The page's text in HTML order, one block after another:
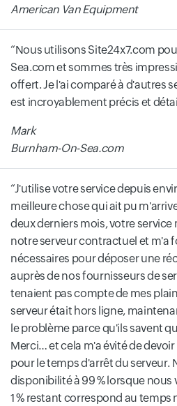
American Van Equipment
Nous utilisons Site24x7.com
Sea.com et sommes très
offert. Je l'ai comparé à d'autres
est incroyablement précis et
Mark
Burnham-On-Sea.com
J'utilise votre service depuis
meilleure chose qui ait pu
deux derniers mois, votre service
notre serveur contractuel et m'a
nécessaires pour déposer une
auprès de nos fournisseurs de
tenaient pas compte de mes
serveur était hors ligne,
le problème parce qu'ils savent
Merci… et cela m'a évité de
pour le temps d'arrêt du serveur.
disponibilité à 99 % lorsque
1 % restant correspond au